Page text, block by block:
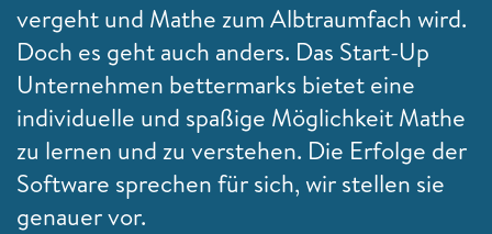
vergeht und Mathe zum Albtraumfach wird.
Doch es geht auch anders. Das Start-Up
Unternehmen bettermarks bietet eine
individuelle und spaßige Möglichkeit Mathe
zu lernen und zu verstehen. Die Erfolge der
Software sprechen für sich, wir stellen sie
genauer vor.